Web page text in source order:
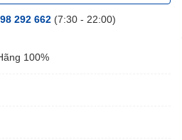
292 662(7:30 - 22:00)
100%